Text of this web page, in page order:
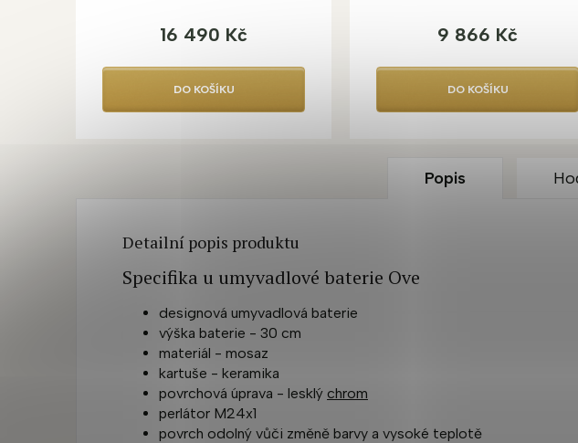
16 490 Kč
DO KOŠÍKU
9 866 Kč
DO KOŠÍKU
Popis
Detailní popis produktu
Specifika u umyvadlové baterie Ove
designová umyvadlová baterie
výška baterie - 30 cm
materiál - mosaz
kartuše - keramika
povrchová úprava - lesklý chrom
perlátor M24x1
povrch odolný vůči změně barvy a vysoké teplotě